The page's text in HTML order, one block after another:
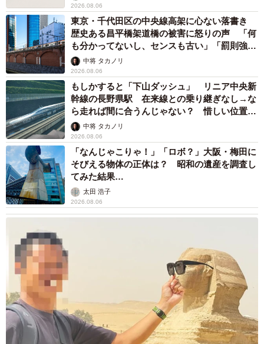
2026.08.06
東京・千代田区の中央線高架に心ない落書き
歴史ある昌平橋架道橋の被害に怒りの声 「何
も分かってないし、センスも古い」「罰則強化
して」中将 タカノリ
2026.08.06
もしかすると「下山ダッシュ」 リニア中央新
幹線の長野県駅 在来線との乗り継ぎなし→な
ら走れば間に合うんじゃない？ 惜しい位置関
係が反響
中将 タカノリ
2026.08.06
「なんじゃこりゃ！」「ロボ？」大阪・梅田に
そびえる物体の正体は？ 昭和の遺産を調査し
てみた結果…
太田 浩子
2026.08.06